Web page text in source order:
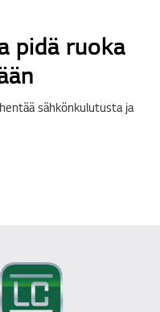
pidä ruoka
sähkönkulutusta ja